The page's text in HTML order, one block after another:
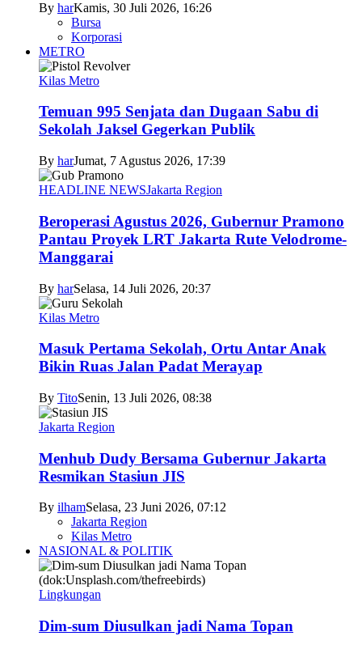
By harKamis, 30 Juli 2026, 16:26
Bursa
Korporasi
METRO
Kilas Metro
Temuan 995 Senjata dan Dugaan Sabu di
Sekolah Jaksel Gegerkan Publik
By harJumat, 7 Agustus 2026, 17:39
HEADLINE NEWSJakarta Region
Beroperasi Agustus 2026, Gubernur Pramono
Pantau Proyek LRT Jakarta Rute Velodrome-
Manggarai
By harSelasa, 14 Juli 2026, 20:37
Kilas Metro
Masuk Pertama Sekolah, Ortu Antar Anak
Bikin Ruas Jalan Padat Merayap
By TitoSenin, 13 Juli 2026, 08:38
Jakarta Region
Menhub Dudy Bersama Gubernur Jakarta
Resmikan Stasiun JIS
By ilhamSelasa, 23 Juni 2026, 07:12
Jakarta Region
Kilas Metro
NASIONAL & POLITIK
Lingkungan
Dim-sum Diusulkan jadi Nama Topan